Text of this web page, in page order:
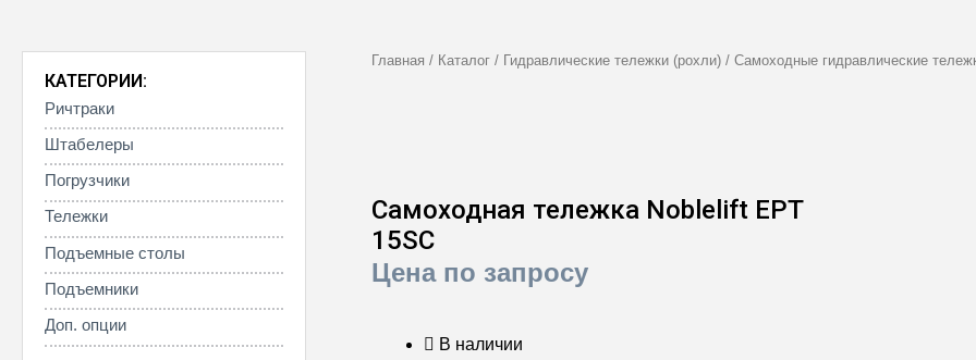
КАТЕГОРИИ:
Ричтраки
Штабелеры
Погрузчики
Тележки
Подъемные столы
Подъемники
Доп. опции
Главная / Каталог/ Гидравлические тележки (рохли)/ Самоходные гидравлические
Самоходная тележка Noblelift EPT
15SC
Цена по запросу
В наличии